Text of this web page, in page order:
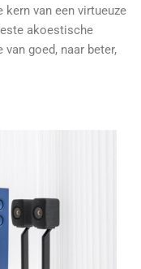
kern van een virtueuze
akoestische
goed, naar beter,